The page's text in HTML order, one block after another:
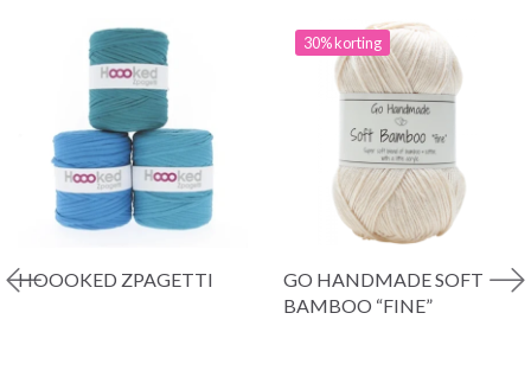
HOOOKED ZPAGETTI
30% korting
GO HANDMADE SOFT
BAMBOO “FINE”